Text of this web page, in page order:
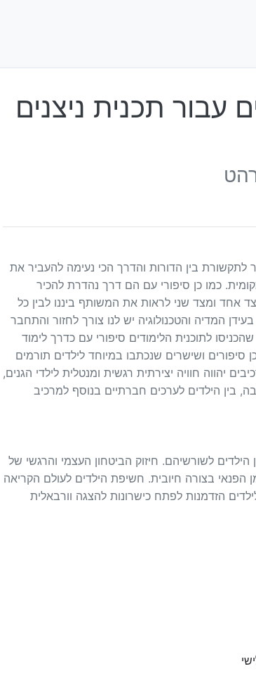
עבור תכנית ניצנים
לתקשורת בין הדורות והדרך הכי נעימה להעביר את
כמו כן סיפורי עם הם דרך נהדרת להכיר
אחד ומצד שני לראות את המשותף ביננו לבין כל
המדיה והטכנולוגיה יש לנו צורך לחזור והתחבר
לתוכנית הלימודים סיפורי עם כדרך לימוד
רמת האלימות ביותר מ 50%. כמו כן סיפורים ושישרים שנכתבו במיוחד לילדים תורמים
יהווה חוויה יצירתית רגשית ומנטלית לילדי הגנים,
בין הילדים לערכים חברתיים בנוסף למרכיב
לשורשיהם. חיזוק הביטחון העצמי והרגשי של
הפנאי בצורה חיובית. חשיפת הילדים לעולם הקריאה
הזדמנות לפתח כישרונות להצגה וורבאלית